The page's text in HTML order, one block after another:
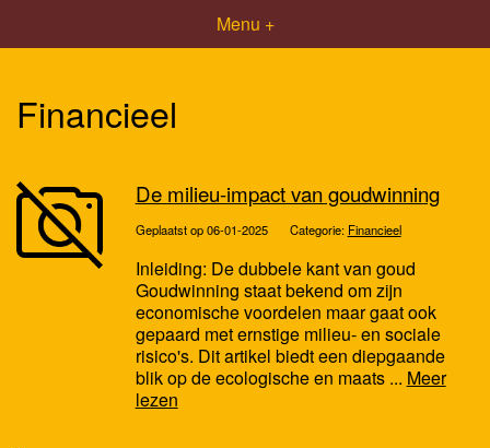
Menu +
Financieel
De milieu-impact van goudwinning
Geplaatst op 06-01-2025 Categorie: Financieel
Inleiding: De dubbele kant van goud
Goudwinning staat bekend om zijn
economische voordelen maar gaat ook
gepaard met ernstige milieu- en sociale
risico's. Dit artikel biedt een diepgaande
blik op de ecologische en maats ... Meer
lezen